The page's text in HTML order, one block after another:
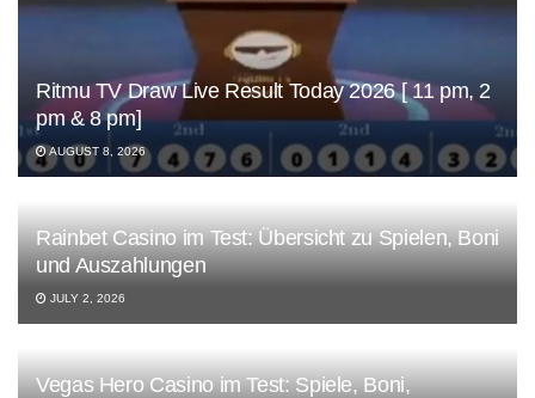
Ritmu TV Draw Live Result Today 2026 [ 11 pm, 2
pm & 8 pm]
AUGUST 8, 2026
Rainbet Casino im Test: Übersicht zu Spielen, Boni
und Auszahlungen
JULY 2, 2026
Vegas Hero Casino im Test: Spiele, Boni,